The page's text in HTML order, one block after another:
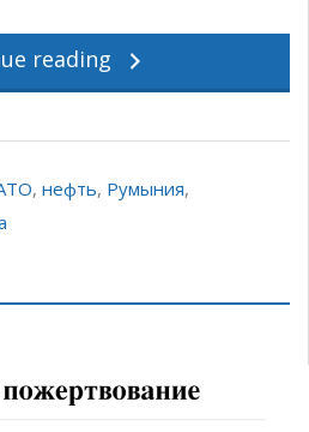
reading
, нефть, Румыния,